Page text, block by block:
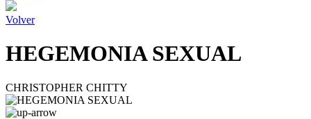
Volver
HEGEMONIA SEXUAL
CHRISTOPHER CHITTY